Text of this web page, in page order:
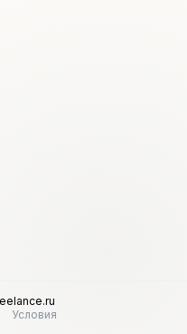
Условия